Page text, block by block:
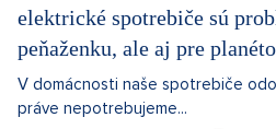
elektrické spotrebiče sú
peňaženku, ale aj pre
V domácnosti naše spotrebiče
práve nepotrebujeme...